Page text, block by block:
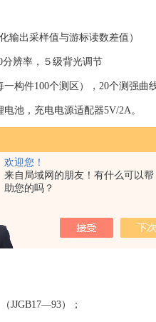
欢迎您！
来自局域网的朋友！有什么可以帮
助您的吗？
出采样值与游标读数差值）
辨率，５级背光调节
件100个测区），20个测强曲
，充电电源适配器5V/2A。
音功能关闭）
JJGB17—93）；